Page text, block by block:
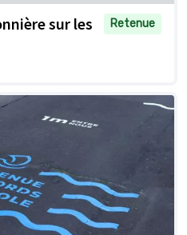
sur les
Retenue